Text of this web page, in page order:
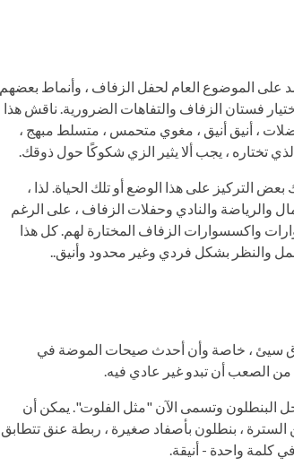
على الموضوع العام لحفل الزفاف ، وأنماط بعضهم
فستان الزفاف والتفاهات الضرورية. ناقش هذا
، أنيق أنيق ، مغوي متحمس ، متسلط مبهج ،
، يجب ألا يثير الزي شكوكًا حول ذوقك.
التركيز على هذا الوضع أو تلك الحياة. لذا ،
والرياضة والنادي وحفلات الزفاف ، على الرغم
واكسسوارات الزفاف المختارة لهم. كل هذا
والنظر بشكل فردي وغير محدود وأنيق..
بذوق سيئ ، خاصة وأن أحدث صيحات الموضة في
الصعب أن تبدو غير عادي فيه.
البنطلون وتسمى الآن "مثل الفلوت". يمكن أن
السترة ، بنطلون بأصفاد صغيرة ، ربطة عنق تتطابق
كلمة واحدة - أنيقة.